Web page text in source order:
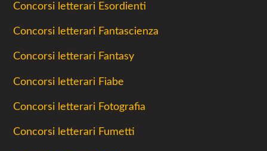
Concorsi letterari Esordienti
Concorsi letterari Fantascienza
Concorsi letterari Fantasy
Concorsi letterari Fiabe
Concorsi letterari Fotografia
Concorsi letterari Fumetti